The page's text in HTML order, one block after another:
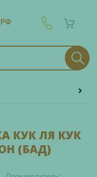
КУК ЛЯ КУК
(БАД)